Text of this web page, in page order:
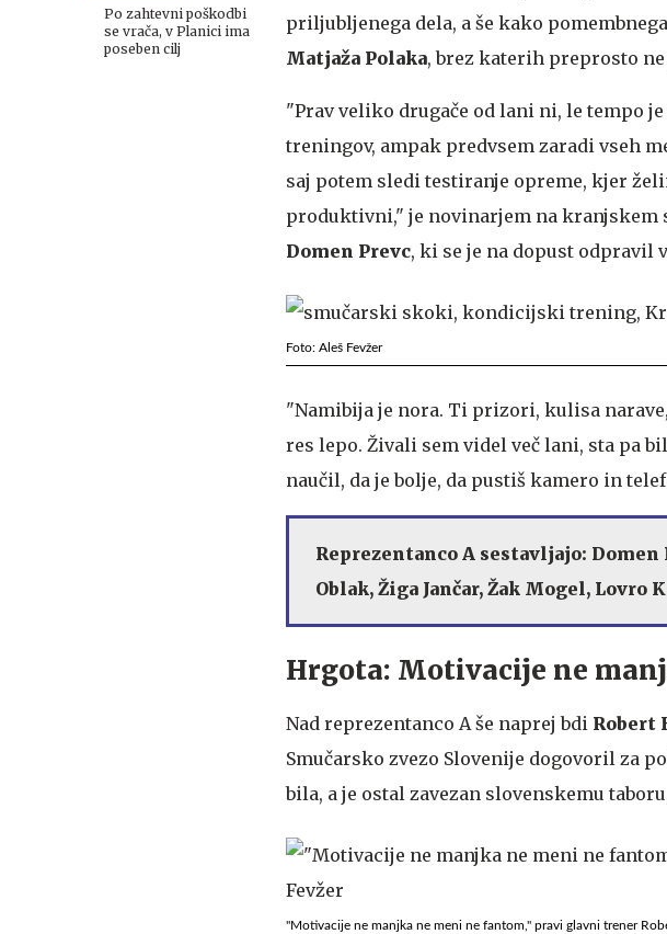
Po zahtevni poškodbi
se vrača, v Planici ima
poseben cilj
priljubljenega dela, a še kako
Matjaža Polaka, brez katerih preprosto ne
"Prav veliko drugače od lani ni, le tempo
treningov, ampak predvsem zaradi vseh
saj potem sledi testiranje opreme, kjer
produktivni," je novinarjem na kranjskem
Domen Prevc, ki se je na dopust odpravil
Foto: Aleš Fevžer
"Namibija je nora. Ti prizori, kulisa
res lepo. Živali sem videl več lani, sta pa
naučil, da je bolje, da pustiš kamero in
Reprezentanco A sestavljajo:
Oblak, Žiga Jančar, Žak Mogel, Lovro
Hrgota: Motivacije ne
Nad reprezentanco A še naprej bdi Robert
Smučarsko zvezo Slovenije dogovoril za
bila, a je ostal zavezan slovenskemu
"Motivacije ne manjka ne meni ne fantom," pravi glavni trener